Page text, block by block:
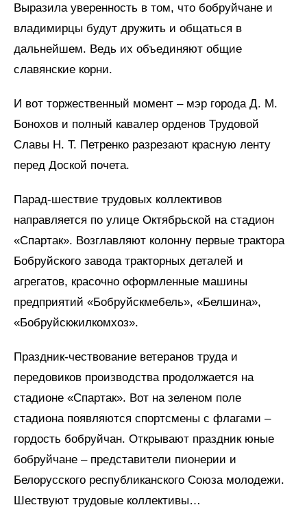
Выразила уверенность в том, что бобруйчане и
владимирцы будут дружить и общаться в
дальнейшем. Ведь их объединяют общие
славянские корни.
И вот торжественный момент – мэр города Д. М.
Бонохов и полный кавалер орденов Трудовой
Славы Н. Т. Петренко разрезают красную ленту
перед Доской почета.
Парад-шествие трудовых коллективов
направляется по улице Октябрьской на стадион
«Спартак». Возглавляют колонну первые трактора
Бобруйского завода тракторных деталей и
агрегатов, красочно оформленные машины
предприятий «Бобруйскмебель», «Белшина»,
«Бобруйскжилкомхоз».
Праздник-чествование ветеранов труда и
передовиков производства продолжается на
стадионе «Спартак». Вот на зеленом поле
стадиона появляются спортсмены с флагами –
гордость бобруйчан. Открывают праздник юные
бобруйчане – представители пионерии и
Белорусского республиканского Союза молодежи.
Шествуют трудовые коллективы…